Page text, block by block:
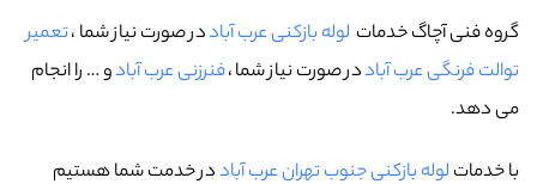
گروه فنی آچاگ خدمات لوله بازکنی عرب‌ آباددر صورت نیاز شما ،تعمیر
توالت فرنگی عرب‌ آباددر صورت نیاز شما ،فنرزنی عرب‌ آبادو … را انجام
می دهد.
با خدمات لوله بازکنی جنوب تهران عرب‌ آباددر خدمت شما هستیم